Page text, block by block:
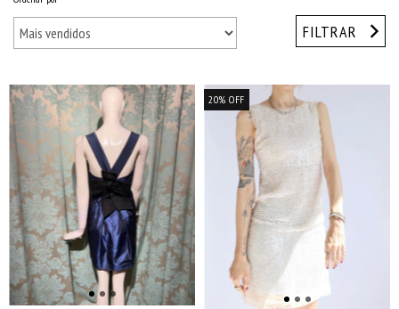
FILTRAR
20% OFF